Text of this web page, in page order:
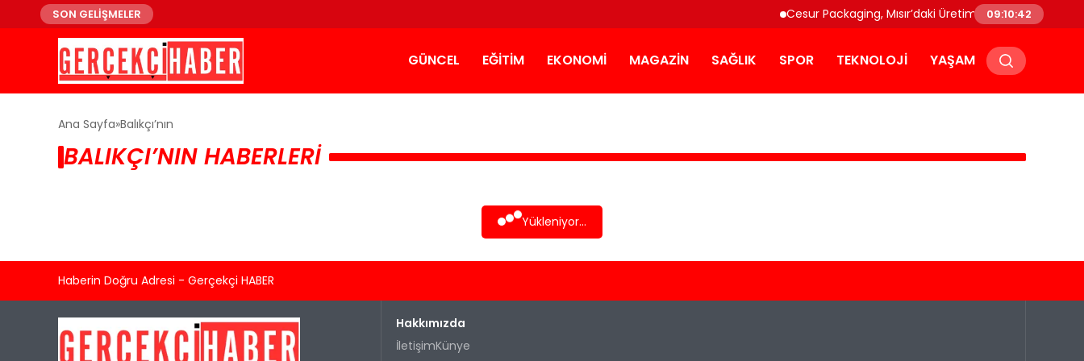
SON GELİŞMELER Cesur Packaging, Mısır’daki Üretim Üssünü Büyütüyor
09:10:42
GÜNCEL EĞITIM EKONOMI MAGAZIN SAĞLIK SPOR TEKNOLOJI YAŞAM
Ana Sayfa Balıkçı’nın
BALIKÇI’NIN HABERLERI
Yükleniyor...
Haberin Doğru Adresi - Gerçekçi HABER
Hakkımızda
İletişimKünye